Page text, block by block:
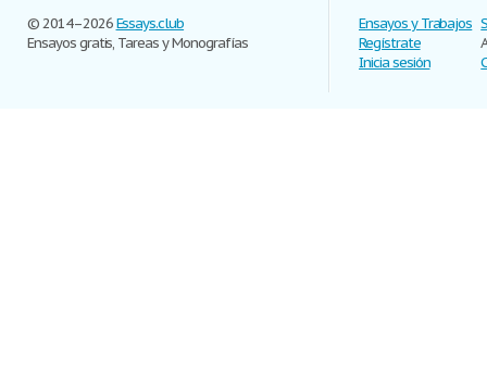
© 2014–2026Essays.club
Ensayos gratis, Tareas y Monografías
Ensayos y Trabajos
Regístrate
Inicia sesión